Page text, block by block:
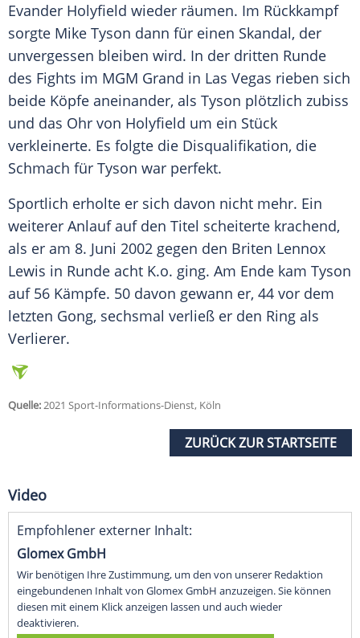
Evander Holyfield wieder räumen. Im Rückkampf
sorgte Mike Tyson dann für einen Skandal, der
unvergessen bleiben wird. In der dritten Runde
des Fights im MGM Grand in Las Vegas rieben sich
beide Köpfe aneinander, als Tyson plötzlich zubiss
und das Ohr von Holyfield um ein Stück
verkleinerte. Es folgte die Disqualifikation, die
Schmach für Tyson war perfekt.
Sportlich erholte er sich davon nicht mehr. Ein
weiterer Anlauf auf den Titel scheiterte krachend,
als er am 8. Juni 2002 gegen den Briten Lennox
Lewis in Runde acht K.o. ging. Am Ende kam Tyson
auf 56 Kämpfe. 50 davon gewann er, 44 vor dem
letzten Gong, sechsmal verließ er den Ring als
Verlierer.
Quelle:2021 Sport-Informations-Dienst, Köln
ZURÜCK ZUR STARTSEITE
Video
Empfohlener externer Inhalt:
Glomex GmbH
Wir benötigen Ihre Zustimmung, um den von unserer Redaktion
eingebundenen Inhalt von Glomex GmbH anzuzeigen. Sie können
diesen mit einem Klick anzeigen lassen und auch wieder
deaktivieren.